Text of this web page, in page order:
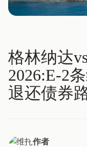
格林纳达
2026:E-2
退还债券
作者